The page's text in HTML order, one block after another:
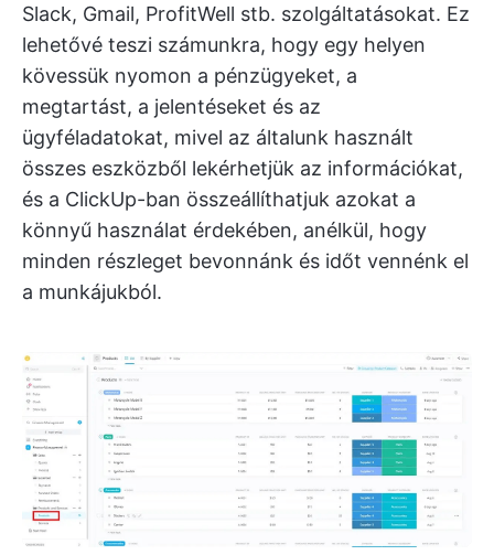
Slack, Gmail, ProfitWell stb. szolgáltatásokat. Ez
lehetővé teszi számunkra, hogy egy helyen
kövessük nyomon a pénzügyeket, a
megtartást, a jelentéseket és az
ügyféladatokat, mivel az általunk használt
összes eszközből lekérhetjük az információkat,
és a ClickUp-ban összeállíthatjuk azokat a
könnyű használat érdekében, anélkül, hogy
minden részleget bevonnánk és időt vennénk el
a munkájukból.